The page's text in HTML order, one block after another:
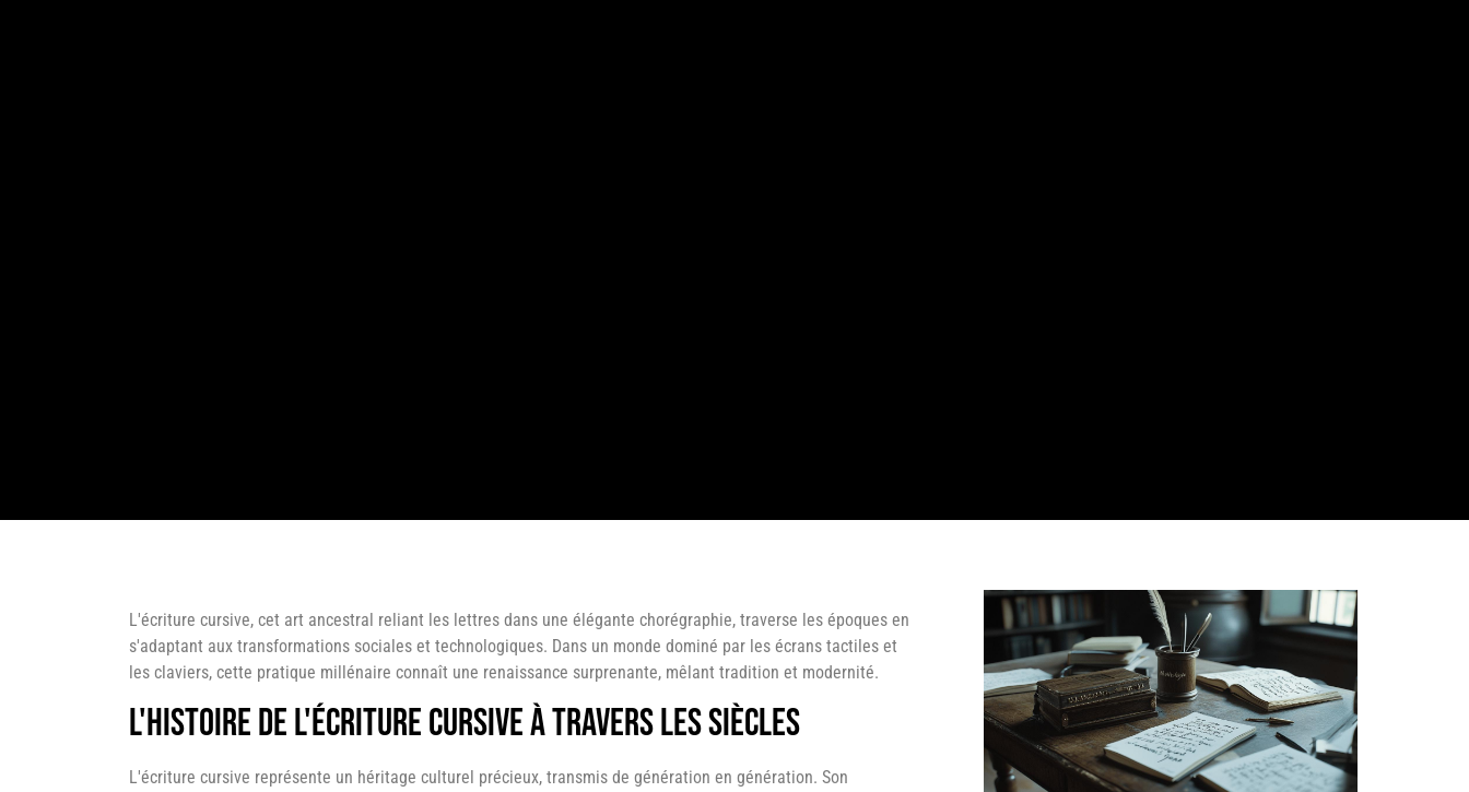
L'écriture cursive, cet art ancestral reliant les lettres dans une élégante chorégraphie, traverse les époques en
s'adaptant aux transformations sociales et technologiques. Dans un monde dominé par les écrans tactiles et
les claviers, cette pratique millénaire connaît une renaissance surprenante, mêlant tradition et modernité.
L'histoire de l'écriture cursive à travers les siècles
L'écriture cursive représente un héritage culturel précieux, transmis de génération en génération. Son